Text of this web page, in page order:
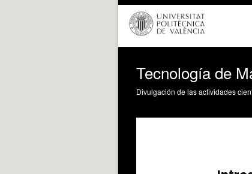
Tecnología de
Divulgación de las actividades